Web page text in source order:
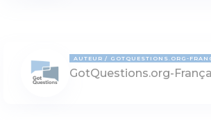
AUTEUR GOTQUESTIONS.ORG-
GotQuestions.org-